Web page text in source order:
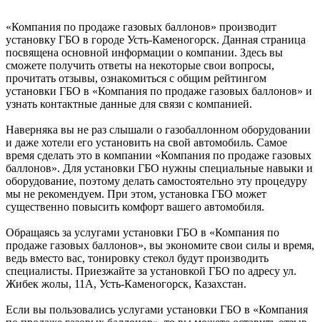
«Компания по продаже газовых баллонов» производит
установку ГБО в городе Усть-Каменогорск. Данная страница
посвящена основной информации о компании. Здесь вы
сможете получить ответы на некоторые свои вопросы,
прочитать отзывы, ознакомиться с общим рейтингом
установки ГБО в «Компания по продаже газовых баллонов» и
узнать контактные данные для связи с компанией.
Наверняка вы не раз слышали о газобаллонном оборудовании
и даже хотели его установить на свой автомобиль. Самое
время сделать это в компании «Компания по продаже газовых
баллонов». Для установки ГБО нужны специальные навыки и
оборудование, поэтому делать самостоятельно эту процедуру
мы не рекомендуем. При этом, установка ГБО может
существенно повысить комфорт вашего автомобиля.
Обращаясь за услугами установки ГБО в «Компания по
продаже газовых баллонов», вы экономите свои силы и время,
ведь вместо вас, тонировку стекол будут производить
специалисты. Приезжайте за установкой ГБО по адресу ул.
Жибек жолы, 11А, Усть-Каменогорск, Казахстан.
Если вы пользовались услугами установки ГБО в «Компания